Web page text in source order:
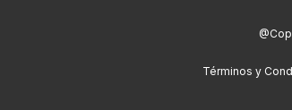
Términos y